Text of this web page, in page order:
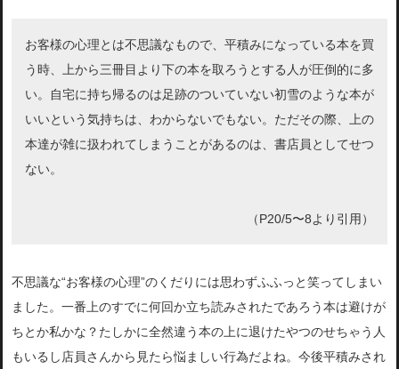
お客様の心理とは不思議なもので、平積みになっている本を買
う時、上から三冊目より下の本を取ろうとする人が圧倒的に多
い。自宅に持ち帰るのは足跡のついていない初雪のような本が
いいという気持ちは、わからないでもない。ただその際、上の
本達が雑に扱われてしまうことがあるのは、書店員としてせつ
ない。
（P20/5〜8より引用）
不思議な“お客様の心理”のくだりには思わずふふっと笑ってしまい
ました。一番上のすでに何回か立ち読みされたであろう本は避けが
ちとか私かな？たしかに全然違う本の上に退けたやつのせちゃう人
もいるし店員さんから見たら悩ましい行為だよね。今後平積みされ